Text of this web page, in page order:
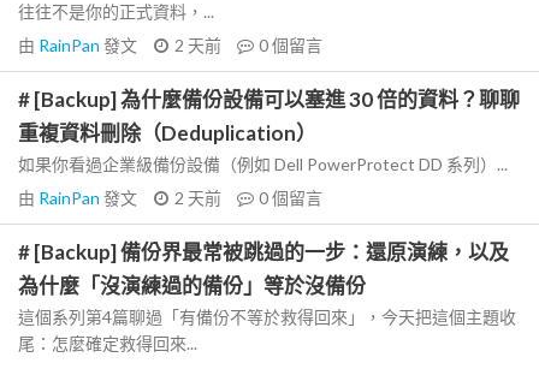
往往不是你的正式資料，...
由 RainPan 發文 2 天前 0個留言
# [Backup] 為什麼備份設備可以塞進 30 倍的資料？聊聊
重複資料刪除（Deduplication）
如果你看過企業級備份設備（例如 Dell PowerProtect DD 系列）...
由 RainPan 發文 2 天前 0個留言
# [Backup] 備份界最常被跳過的一步：還原演練，以及
為什麼「沒演練過的備份」等於沒備份
這個系列第4篇聊過「有備份不等於救得回來」，今天把這個主題收
尾：怎麼確定救得回來...